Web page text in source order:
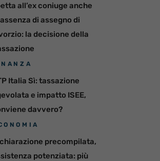
all’ex coniuge anche
di assegno di
la decisione della
Italia Sì: tassazione
e impatto ISEE,
davvero?
precompilata,
potenziata: più